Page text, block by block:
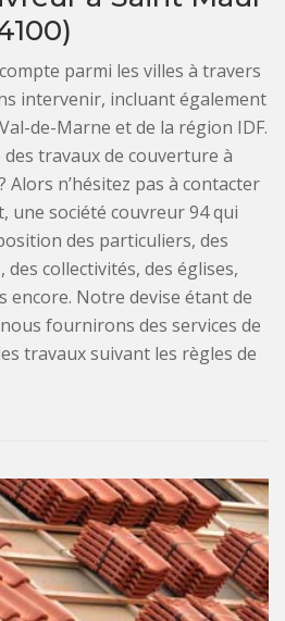
parmi les villes à travers
intervenir, incluant également
de-Marne et de la région IDF.
travaux de couverture à
Alors n’hésitez pas à contacter
une société couvreur 94 qui
des particuliers, des
collectivités, des églises,
encore. Notre devise étant de
fournirons des services de
travaux suivant les règles de